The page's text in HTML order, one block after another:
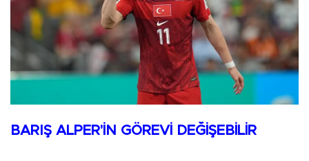
BARIŞ ALPER'İN GÖREVİ DEĞİŞEBİLİR